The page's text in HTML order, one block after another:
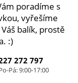
poradíme s
vyřešíme
balík, prostě
:)
272 797
Pá: 9:00-17:00